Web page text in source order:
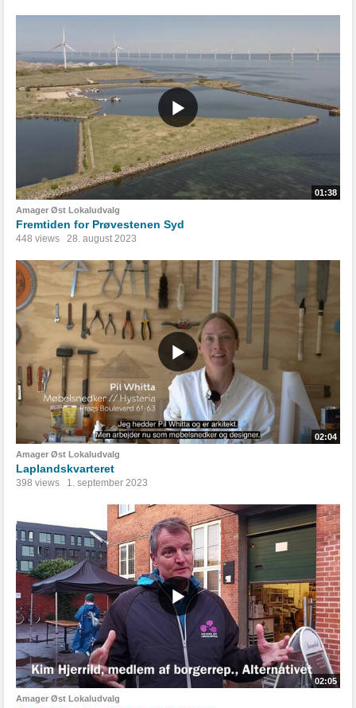
01:38
Amager Øst Lokaludvalg
Fremtiden for Prøvestenen Syd
448 views 28. august 2023
02:04
Amager Øst Lokaludvalg
Laplandskvarteret
398 views 1. september 2023
02:05
Amager Øst Lokaludvalg